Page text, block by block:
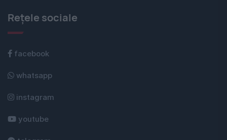
Rețele sociale
facebook
whatsapp
instagram
youtube